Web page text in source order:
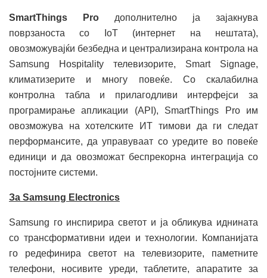
SmartThings Pro дополнително ја зајакнува
поврзаноста со IoT (интернет на нештата),
овозможувајќи безбедна и централизирана контрола на
Samsung Hospitality телевизорите, Smart Signage,
климатизерите и многу повеќе. Со скалабилна
контролна табла и прилагодливи интерфејси за
програмирање апликации (API), SmartThings Pro им
овозможува на хотелските ИТ тимови да ги следат
перформансите, да управуваат со уредите во повеќе
единици и да овозможат беспрекорна интеграција со
постојните системи.
За Samsung Electronics
Samsung го инспирира светот и ја обликува иднината
со трансформативни идеи и технологии. Компанијата
го редефинира светот на телевизорите, паметните
телефони, носивите уреди, таблетите, апаратите за